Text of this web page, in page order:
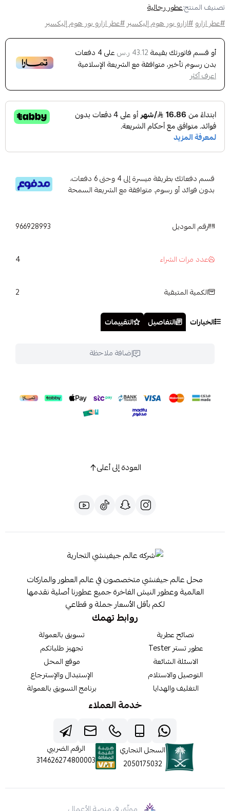
تصنيف المنتج:عطور رجالية
#عطر ازارو#ازارو بور هوم إليكسير#عطر ازارو بور هوم إليكسير
أو قسم فاتورتك بقيمة 43.12 ر.س على4 دفعات
بدون رسوم تأخير، متوافقة مع الشريعة الإسلامية
اعرف أكثر
قسم دفعاتك بطريقة ميسرة إلى 4 وحتى 6 دفعات،
بدون فوائد أو رسوم. متوافقة مع الشريعة السمحة
رقم الموديل 966928993
عدد مرات الشراء 4
الكمية المتبقية 2
الخيارات التفاصيل التقييمات
إضافة ملاحظة
العودة إلى أعلى
محل عالم جيفنشي متخصصون في عالم العطور والماركات
العالمية وعطور النيش الفاخرة جميع عطورنا أصلية نقدمها
لكم بأقل الأسعار جملة و قطاعي
روابط تهمك
نصائح عطرية
عطور تستر Tester
الاسئلة الشائعة
التوصيل والاستلام
التغليف والهدايا
تسويق بالعمولة
تجهيز طلباتكم
موقع المحل
الإستبدال والإسترجاع
برنامج التسويق بالعمولة
خدمة العملاء
السجل التجاري
2050175032
الرقم الضريبي
314626274800003